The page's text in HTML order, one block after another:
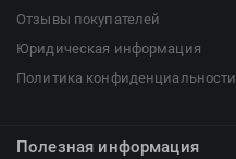
Отзывы покупателей
Юридическая информация
Политика конфиденциальности
Полезная информация